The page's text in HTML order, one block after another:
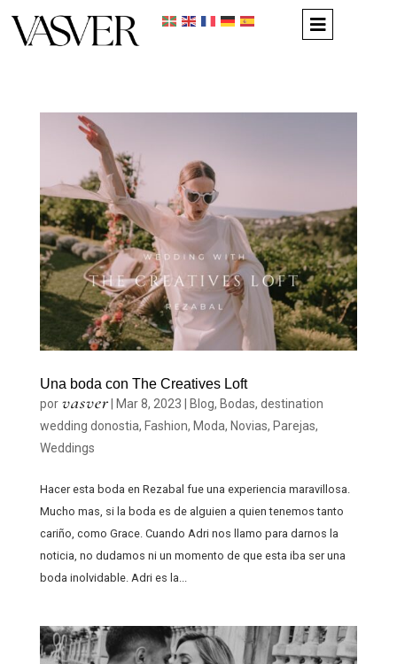
Una boda con The Creatives Loft
por vasver| Mar 8, 2023 Blog, Bodas, destination
wedding donostia, Fashion, Moda, Novias, Parejas,
Weddings
Hacer esta boda en Rezabal fue una experiencia maravillosa.
Mucho mas, si la boda es de alguien a quien tenemos tanto
cariño, como Grace. Cuando Adri nos llamo para darnos la
noticia, no dudamos ni un momento de que esta iba ser una
boda inolvidable. Adri es la...